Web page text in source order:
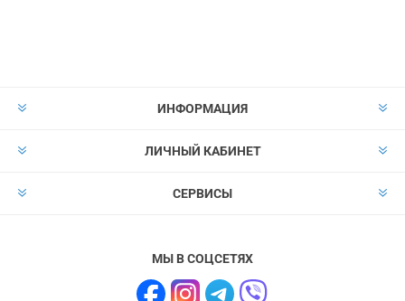
ИНФОРМАЦИЯ
ЛИЧНЫЙ КАБИНЕТ
СЕРВИСЫ
МЫ В СОЦСЕТЯХ